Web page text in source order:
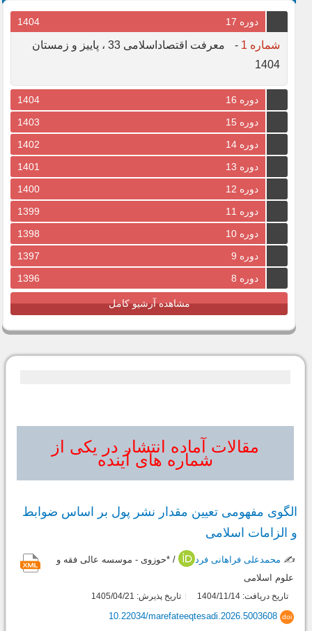
دوره 17 1404
شماره 1 -
معرفت اقتصاداسلامی 33 ، پاییز و زمستان
1404
دوره 16
1404
دوره 15
1403
دوره 14
1402
دوره 13
1401
دوره 12
1400
دوره 11
1399
دوره 10
1398
دوره 9
1397
دوره 8
1396
مشاهده آرشیو کامل
مقالات آماده انتشار در یکی از
شماره های آینده
الگوی مفهومی تعیین مقدار نشر پول بر اساس ضوابط
و الزامات اسلامی
✍️ محمدعلی فراهانی فرد
/ *حوزوی - موسسه عالی فقه و
علوم اسلامی
تاریخ دریافت: 1404/11/14 تاریخ پذیرش: 1405/04/21
doi
10.22034/marefateeqtesadi.2026.5003608